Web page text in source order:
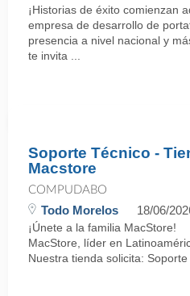
¡Historias de éxito comienzan
empresa de desarrollo de
presencia a nivel nacional y
te invita ...
Soporte Técnico -
Macstore
COMPUDABO
Todo Morelos 18/06/
¡Únete a la familia MacStore!
MacStore, líder en
Nuestra tienda solicita: Soporte